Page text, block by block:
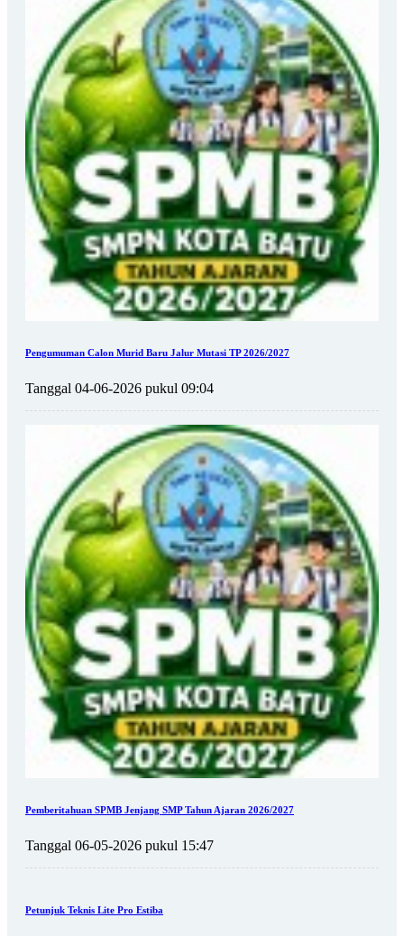
Pengumuman Calon Murid Baru Jalur Mutasi TP 2026/2027
Tanggal 04-06-2026 pukul 09:04
Pemberitahuan SPMB Jenjang SMP Tahun Ajaran 2026/2027
Tanggal 06-05-2026 pukul 15:47
Petunjuk Teknis Lite Pro Estiba